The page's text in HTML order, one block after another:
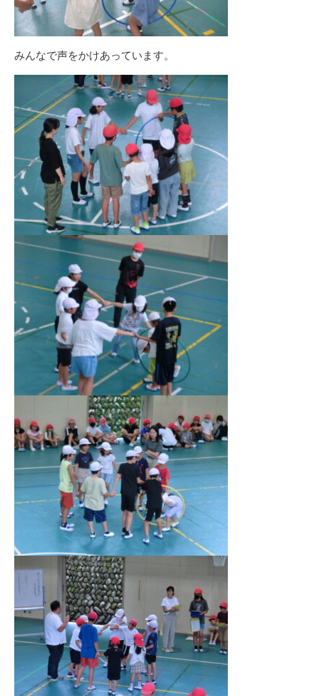
みんなで声をかけあっています。